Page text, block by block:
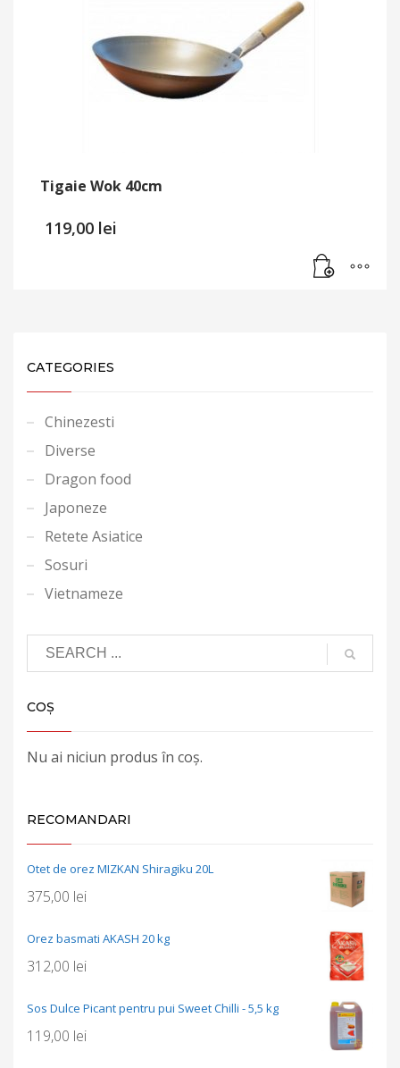
Tigaie Wok 40cm
119,00 lei
CATEGORIES
Chinezesti
Diverse
Dragon food
Japoneze
Retete Asiatice
Sosuri
Vietnameze
COȘ
Nu ai niciun produs în coș.
RECOMANDARI
Otet de orez MIZKAN Shiragiku 20L
375,00 lei
Orez basmati AKASH 20 kg
312,00 lei
Sos Dulce Picant pentru pui Sweet Chilli - 5,5 kg
119,00 lei